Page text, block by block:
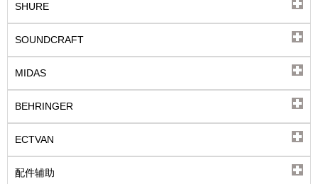
SHURE
SOUNDCRAFT
MIDAS
BEHRINGER
ECTVAN
配件辅助